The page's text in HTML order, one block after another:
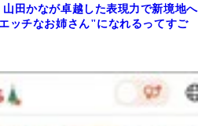
田かなが卓越した表現力で新境地へ
ッチなお姉さん"になれるってすご